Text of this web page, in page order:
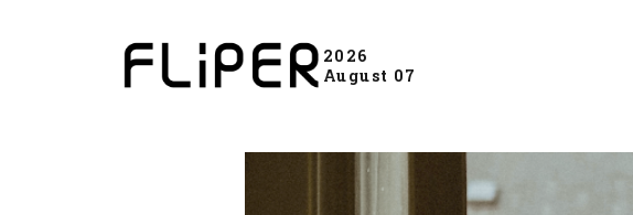
2026
August 07